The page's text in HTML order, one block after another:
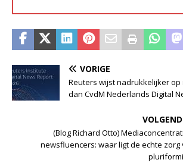
VORIGE
Reuters wijst nadrukkelijker
dan CvdM Nederlands Digital
(Blog Richard Otto)
newsfluencers: waar ligt de echte zorg